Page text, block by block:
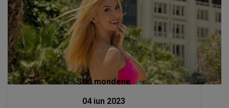
Stiri mondene
04 iun 2023